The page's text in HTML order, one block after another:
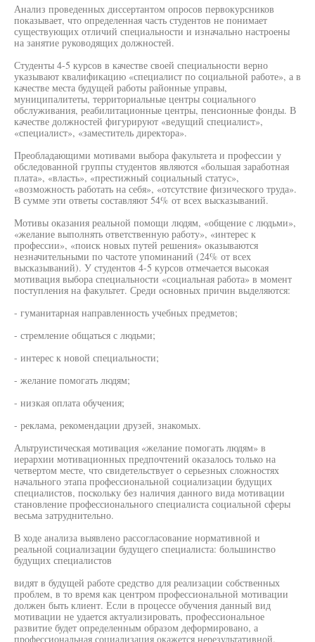
Анализ проведенных диссертантом опросов первокурсников
показывает, что определенная часть студентов не понимает
существующих отличий специальности и изначально настроены
на занятие руководящих должностей.
Студенты 4-5 курсов в качестве своей специальности верно
указывают квалификацию «специалист по социальной работе», а в
качестве места будущей работы районные управы,
муниципалитеты, территориальные центры социального
обслуживания, реабилитационные центры, пенсионные фонды. В
качестве должностей фигурируют «ведущий специалист»,
«специалист», «заместитель директора».
Преобладающими мотивами выбора факультета и профессии у
обследованной группы студентов являются «большая заработная
плата», «власть», «престижный социальный статус»,
«возможность работать на себя», «отсутствие физического труда».
В сумме эти ответы составляют 54% от всех высказываний.
Мотивы оказания реальной помощи людям, «общение с людьми»,
«желание выполнять ответственную работу», «интерес к
профессии», «поиск новых путей решения» оказываются
незначительными по частоте упоминаний (24% от всех
высказываний). У студентов 4-5 курсов отмечается высокая
мотивация выбора специальности «социальная работа» в момент
поступления на факультет. Среди основных причин выделяются:
- гуманитарная направленность учебных предметов;
- стремление общаться с людьми;
- интерес к новой специальности;
- желание помогать людям;
- низкая оплата обучения;
- реклама, рекомендации друзей, знакомых.
Альтруистическая мотивация «желание помогать людям» в
иерархии мотивационных предпочтений оказалось только на
четвертом месте, что свидетельствует о серьезных сложностях
начального этапа профессиональной социализации будущих
специалистов, поскольку без наличия данного вида мотивации
становление профессионального специалиста социальной сферы
весьма затруднительно.
В ходе анализа выявлено рассогласование нормативной и
реальной социализации будущего специалиста: большинство
будущих специалистов
видят в будущей работе средство для реализации собственных
проблем, в то время как центром профессиональной мотивации
должен быть клиент. Если в процессе обучения данный вид
мотивации не удается актуализировать, профессиональное
развитие будет определенным образом деформировано, а
профессиональная социализация окажется нерезультативной.